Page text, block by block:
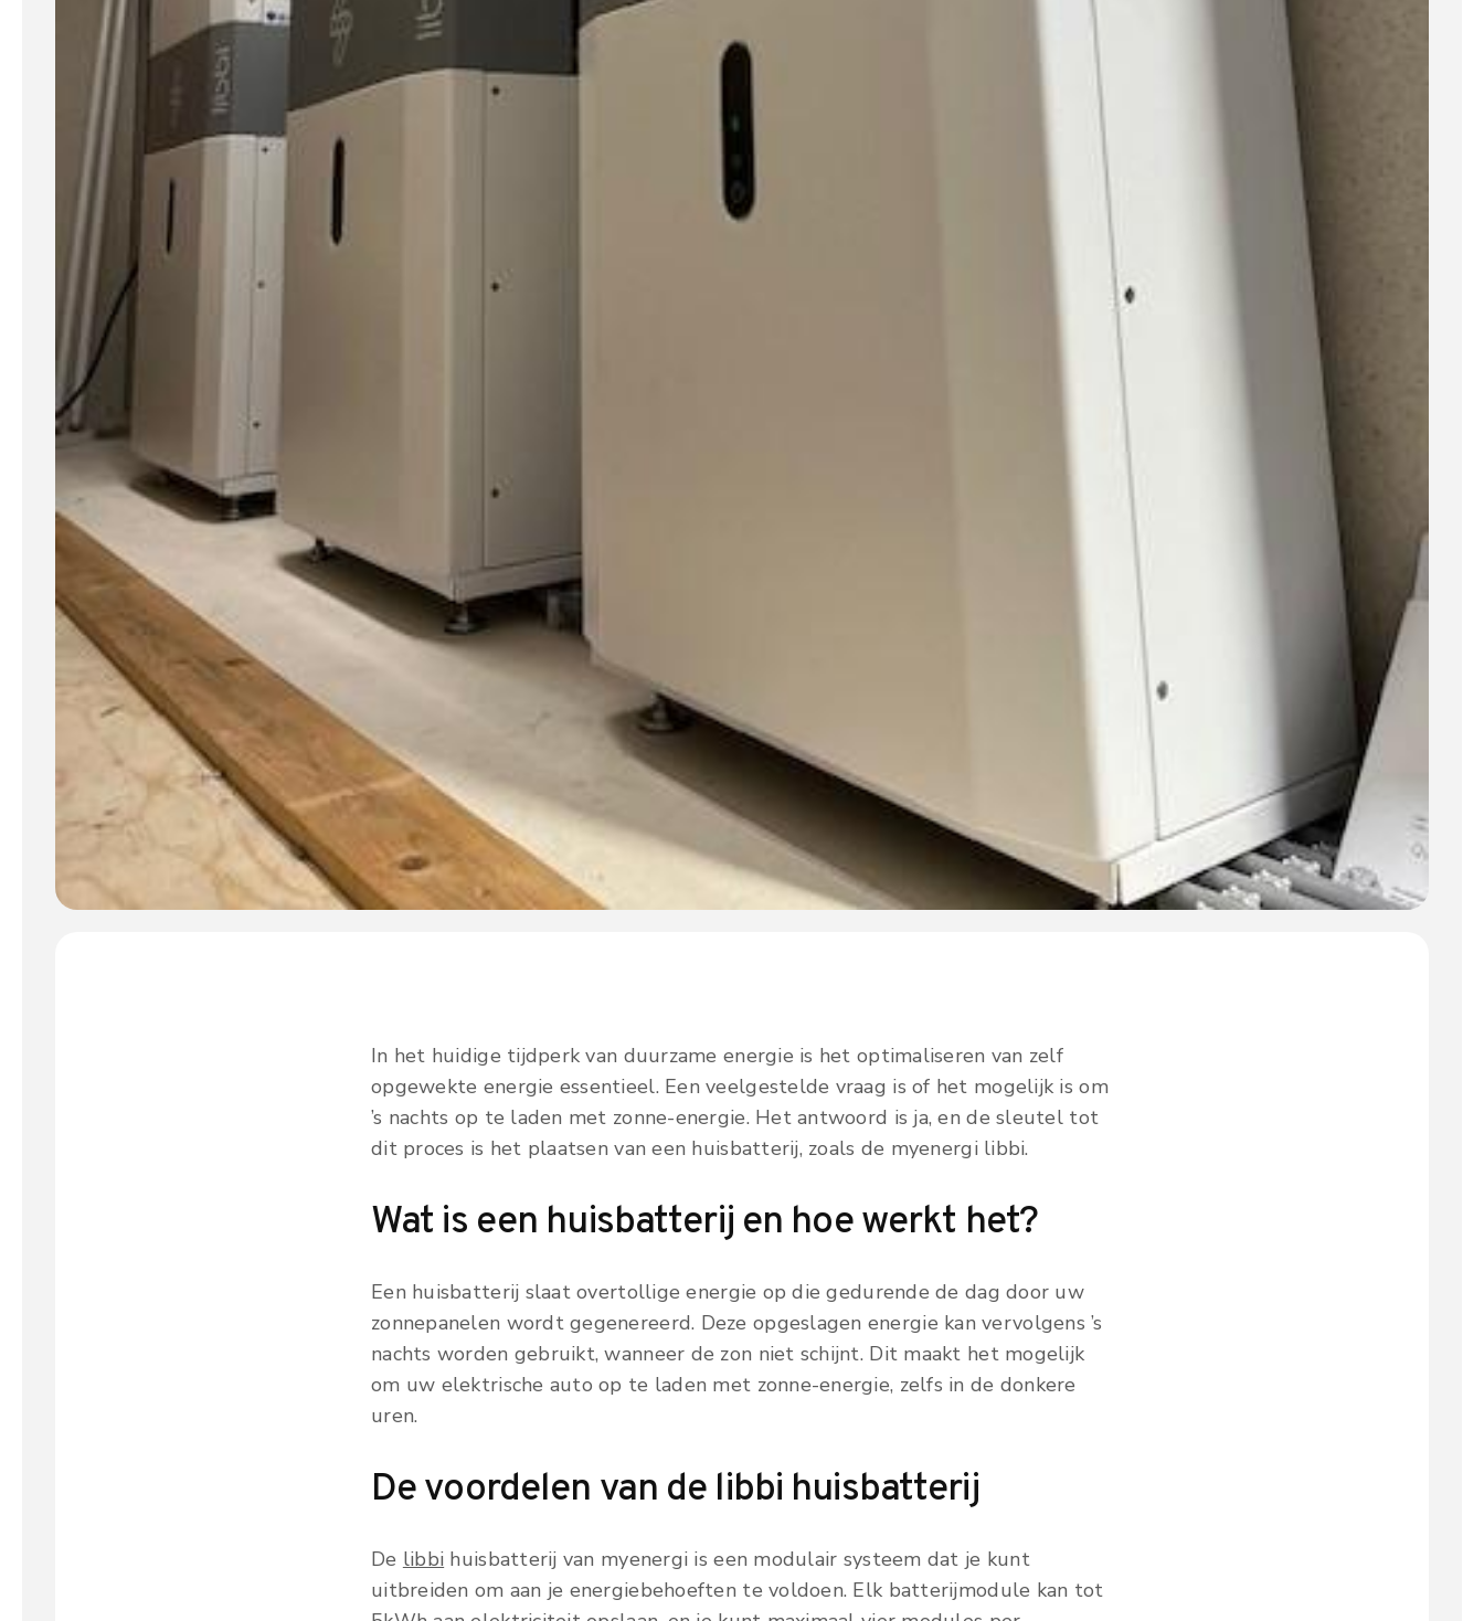
In het huidige tijdperk van duurzame energie is het optimaliseren van zelf
opgewekte energie essentieel. Een veelgestelde vraag is of het mogelijk is om
’s nachts op te laden met zonne-energie. Het antwoord is ja, en de sleutel tot
dit proces is het plaatsen van een huisbatterij, zoals de myenergi libbi.
Wat is een huisbatterij en hoe werkt het?
Een huisbatterij slaat overtollige energie op die gedurende de dag door uw
zonnepanelen wordt gegenereerd. Deze opgeslagen energie kan vervolgens ’s
nachts worden gebruikt, wanneer de zon niet schijnt. Dit maakt het mogelijk
om uw elektrische auto op te laden met zonne-energie, zelfs in de donkere
uren.
De voordelen van de libbi huisbatterij
De libbi huisbatterij van myenergi is een modulair systeem dat je kunt
uitbreiden om aan je energiebehoeften te voldoen. Elk batterijmodule kan tot